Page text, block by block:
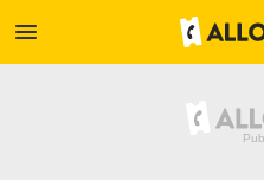
menu